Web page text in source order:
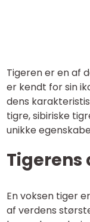
Tigeren er en af
er kendt for sin
dens
tigre, sibiriske
unikke
En voksen tiger
af verdens